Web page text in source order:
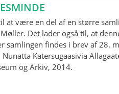
at være en del af en større
Det lader også til, at
samlingen findes i brev af 28.
Katersugaasivia
og Arkiv, 2014.